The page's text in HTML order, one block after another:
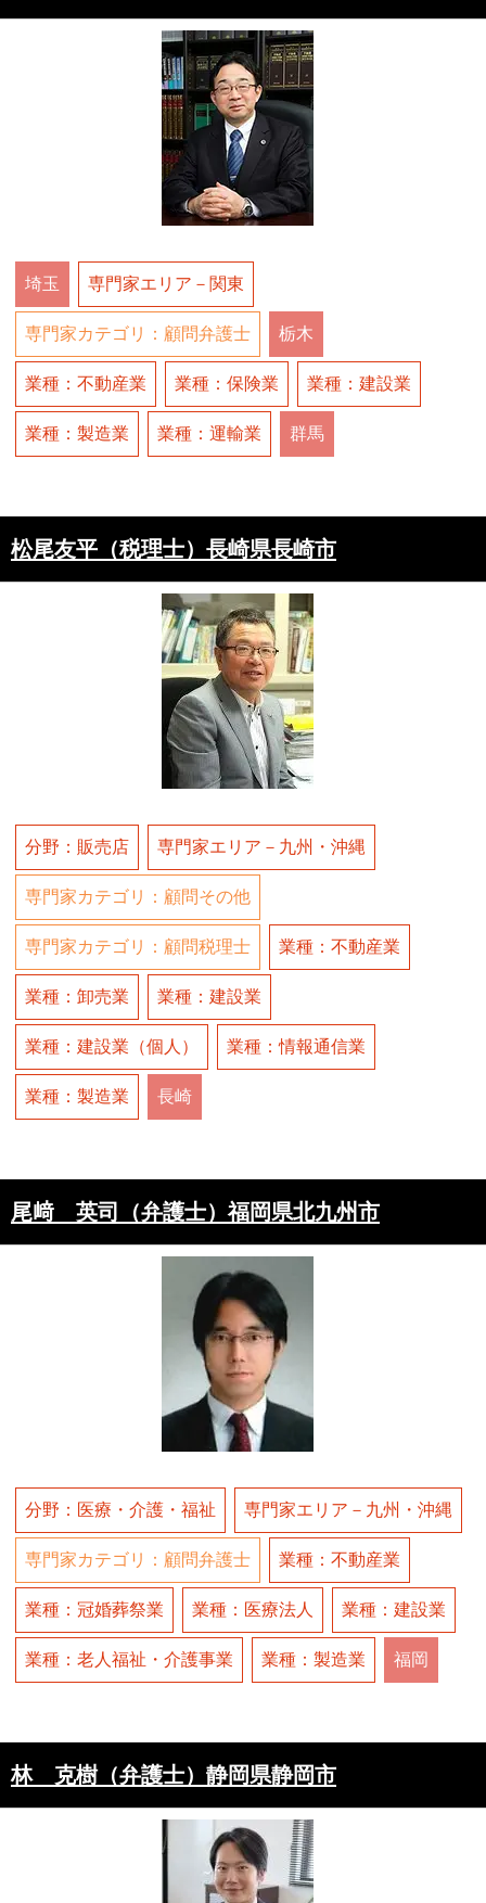
埼玉 専門家エリア－関東
専門家カテゴリ：顧問弁護士 栃木
業種：不動産業 業種：保険業 業種：建設業
業種：製造業 業種：運輸業 群馬
松尾友平（税理士）長崎県長崎市
分野：販売店 専門家エリア－九州・沖縄
専門家カテゴリ：顧問その他
専門家カテゴリ：顧問税理士 業種：不動産業
業種：卸売業 業種：建設業
業種：建設業（個人） 業種：情報通信業
業種：製造業 長崎
尾﨑 英司（弁護士）福岡県北九州市
分野：医療・介護・福祉 専門家エリア－九州・沖縄
専門家カテゴリ：顧問弁護士 業種：不動産業
業種：冠婚葬祭業 業種：医療法人 業種：建設業
業種：老人福祉・介護事業 業種：製造業 福岡
林 克樹（弁護士）静岡県静岡市